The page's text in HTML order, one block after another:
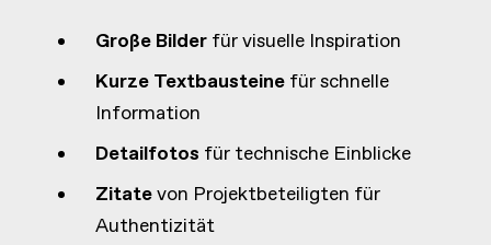
Große Bilder für visuelle Inspiration
Kurze Textbausteine für schnelle
Information
Detailfotos für technische Einblicke
Zitatevon Projektbeteiligten für
Authentizität